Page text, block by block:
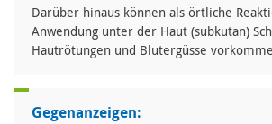
Darüber hinaus können als örtliche
Anwendung unter der Haut (subkutan)
Hautrötungen und Blutergüsse
Gegenanzeigen: